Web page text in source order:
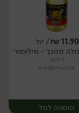
יח׳
11.90
₪/ יח׳
מזוכך - מילומור
1 ליטר
1.19 ₪ ל-100 מ״ל
הוספה לסל